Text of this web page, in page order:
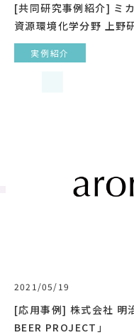
[共同研究事例紹介] ミ
資源環境化学分野 上野
実例紹介
2021/05/19
[応用事例] 株式会社 明
BEER PROJECT」